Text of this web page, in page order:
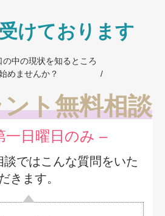
けております
の中の現状を知るところ
めませんか？
ト無料相談
一日曜日のみ –
談ではこんな質問をいた
きます。